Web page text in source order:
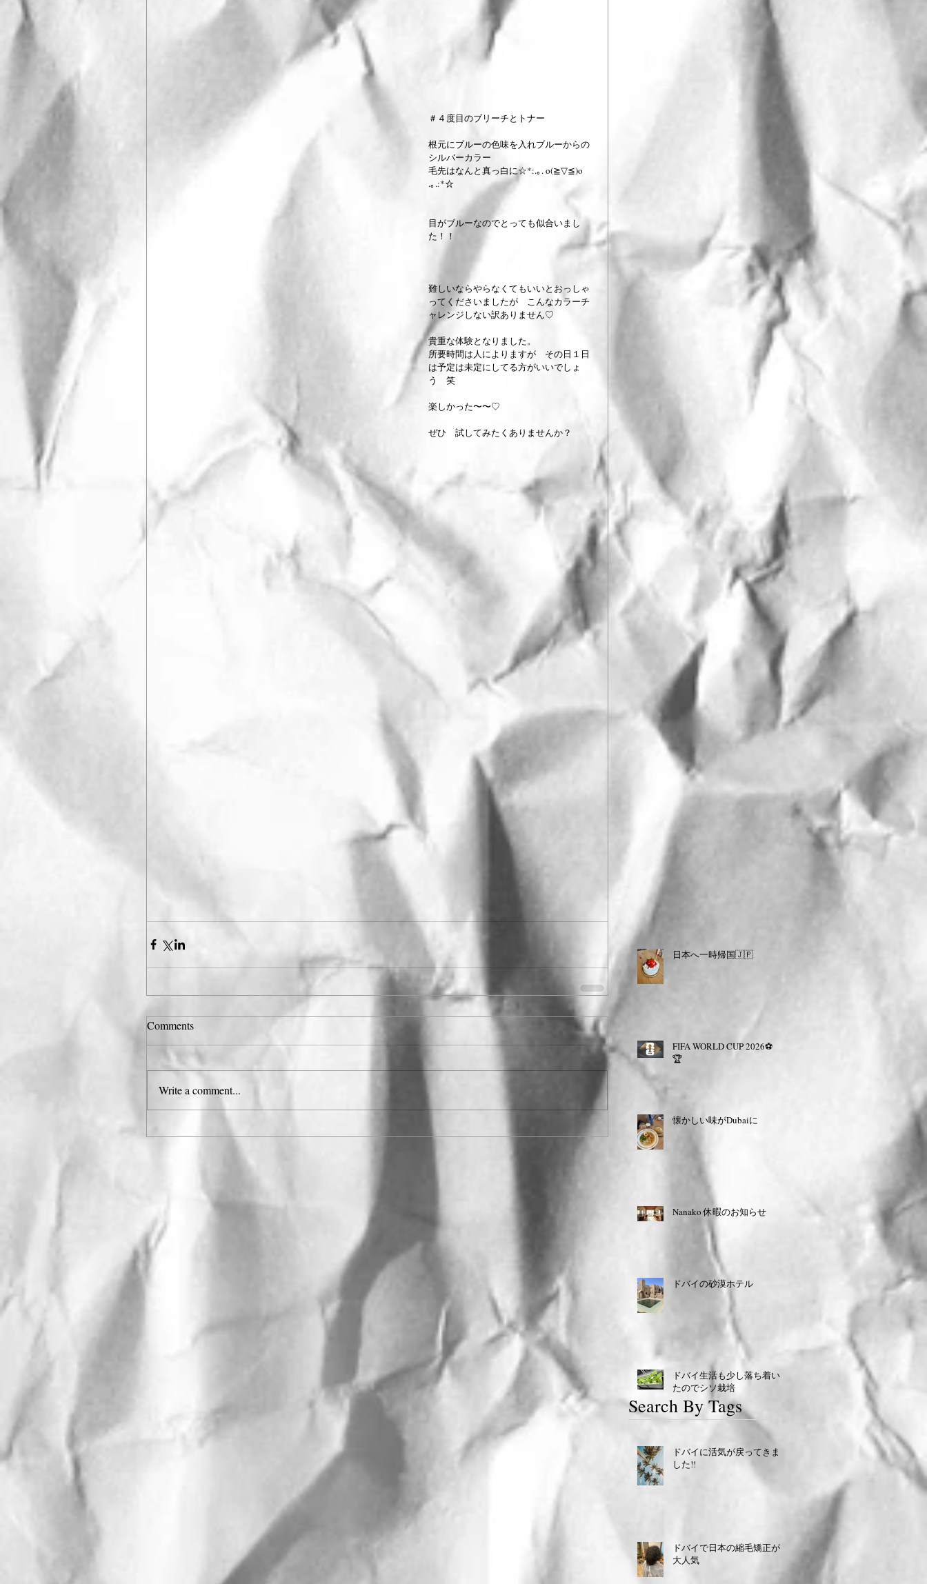
＃４度目のブリーチとトナー
根元にブルーの色味を入れブルーからの
シルバーカラー
毛先はなんと真っ白に☆*:.｡. o(≧▽≦)o
.｡.:*☆
目がブルーなのでとっても似合いまし
た！！
難しいならやらなくてもいいとおっしゃ
ってくださいましたが　こんなカラーチ
ャレンジしない訳ありません♡
貴重な体験となりました。
所要時間は人によりますが　その日１日
は予定は未定にしてる方がいいでしょ
う　笑
楽しかった〜〜♡
ぜひ　試してみたくありませんか？
Comments
Write a comment...
Search By Tags
日本へ一時帰国🇯🇵
FIFA WORLD CUP 2026⚽️
🏆
懐かしい味がDubaiに
Nanako 休暇のお知らせ
ドバイの砂漠ホテル
ドバイ生活も少し落ち着い
たのでシソ栽培
ドバイに活気が戻ってきま
した!!
ドバイで日本の縮毛矯正が
大人気